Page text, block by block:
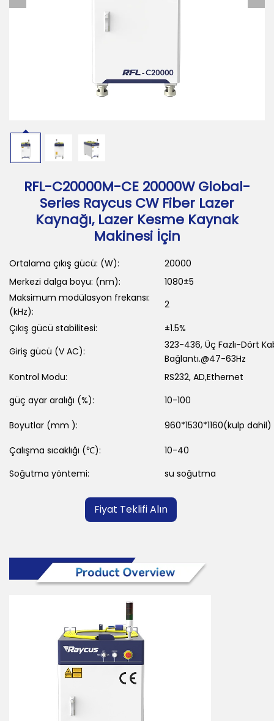
RFL-C20000M-CE 20000W Global-
Series Raycus CW Fiber Lazer
Kaynağı, Lazer Kesme Kaynak
Makinesi İçin
Ortalama çıkış gücü: (W):
20000
Merkezi dalga boyu: (nm):
1080±5
Maksimum modülasyon frekansı:
(kHz):
2
Çıkış gücü stabilitesi:
±1.5%
Giriş gücü (V AC):
323-436, Üç Fazlı-Dört
Bağlantı.@47-63Hz
Kontrol Modu:
RS232, AD,Ethernet
güç ayar aralığı (%):
10-100
Boyutlar (mm ): 960*1530*1160(kulp dahil)
Çalışma sıcaklığı (℃):
10-40
Soğutma yöntemi:
su soğutma
Fiyat Teklifi Alın